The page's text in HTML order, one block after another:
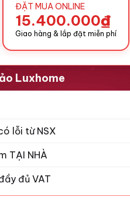
ĐẶT MUA ONLINE
15.400.000₫
Giao hàng & lắp đặt miễn phí
Luxhome
lỗi từ NSX
TẠI NHÀ
đủ VAT